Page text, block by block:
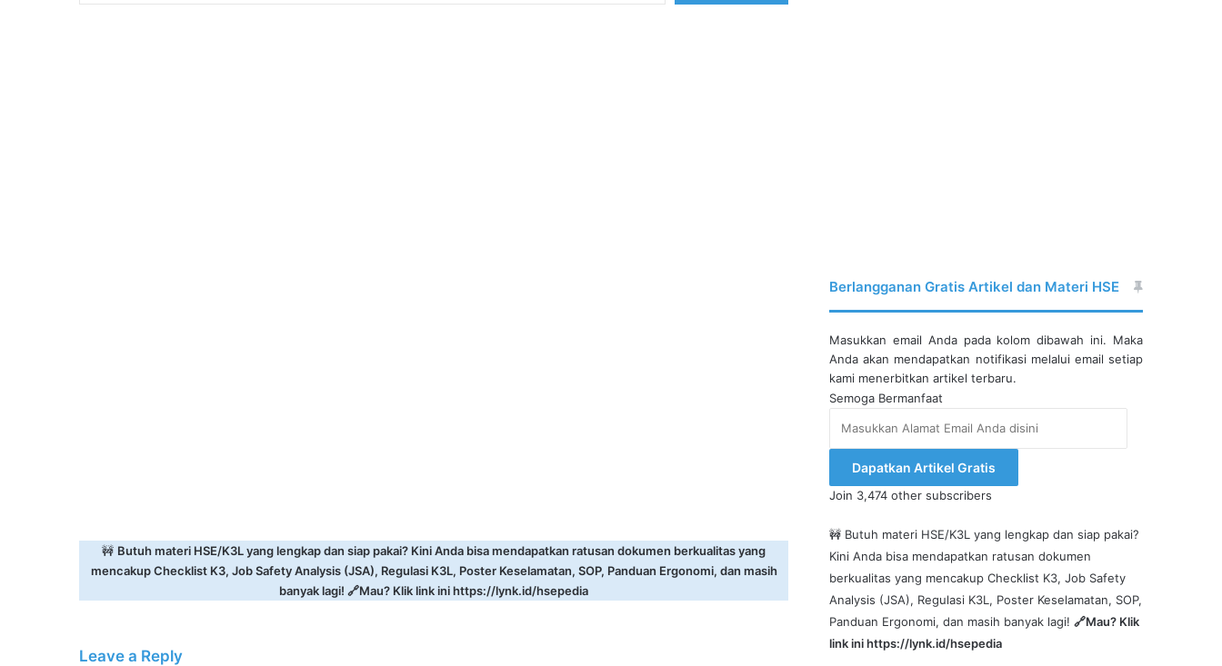
🚧 Butuh materi HSE/K3L yang lengkap dan siap pakai? Kini Anda bisa mendapatkan ratusan dokumen berkualitas yang
mencakup Checklist K3, Job Safety Analysis (JSA), Regulasi K3L, Poster Keselamatan, SOP, Panduan Ergonomi, dan masih
banyak lagi! 🔗Mau? Klik link inihttps://lynk.id/hsepedia
Leave a Reply
Berlangganan Gratis Artikel dan Materi HSE
Masukkan email Anda pada kolom dibawah ini. Maka
Anda akan mendapatkan notifikasi melalui email setiap
kami menerbitkan artikel terbaru.
Semoga Bermanfaat
Alamat
Anda
disini
Dapatkan Artikel Gratis
Join 3,474 other subscribers
🚧 Butuh materi HSE/K3L yang lengkap dan siap pakai?
Kini Anda bisa mendapatkan ratusan dokumen
berkualitas yang mencakup Checklist K3, Job Safety
Analysis (JSA), Regulasi K3L, Poster Keselamatan, SOP,
Panduan Ergonomi, dan masih banyak lagi!🔗Mau? Klik
link inihttps://lynk.id/hsepedia